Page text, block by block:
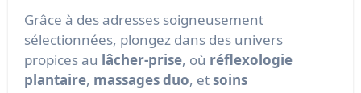
Grâce à des adresses soigneusement
sélectionnées, plongez dans des univers
propices au lâcher-prise, où réflexologie
plantaire, massages duo, etsoins